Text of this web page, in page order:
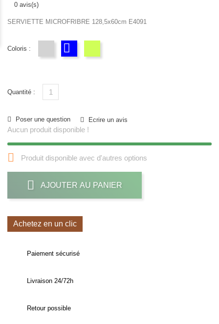
0 avis(s)
SERVIETTE MICROFRIBRE 128,5x60cm E4091
Coloris :
Quantité :
Poser une question Ecrire un avis
Aucun produit disponible !
 Produit disponible avec d'autres options
AJOUTER AU PANIER
Achetez en un clic
Paiement sécurisé
Livraison 24/72h
Retour possible